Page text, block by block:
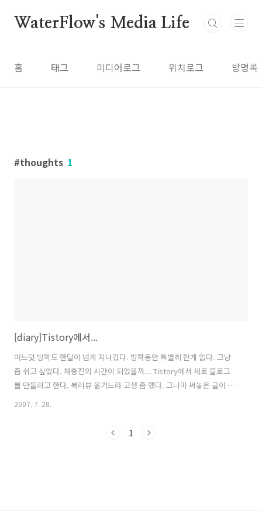
WaterFlow's Media Life
홈 태그 미디어로그 위치로그 방명록
thoughts 1
[diary]Tistory에서...
어느덧 방학도 한달이 넘게 지나갔다. 방학동안 특별히 한게 없다. 그냥
좀 쉬고 싶었다. 재충전의 시간이 되었을까... Tistory에서 새로 블로그
를 만들려고 한다. 북리뷰 옮기느라 고생 좀 했다. 그나마 써놓은 글이 많
지 않아서 다행이다. 이제 새롭게 시작해야겠다. 놓아두었던 책도 좀 읽
2007. 7. 28.
1